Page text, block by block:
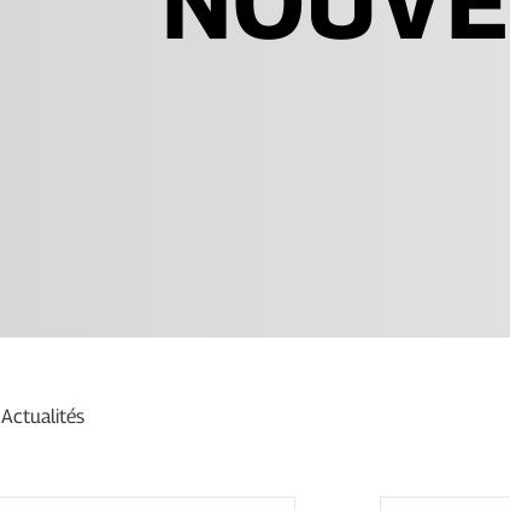
Actualités